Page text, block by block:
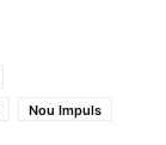
Nou Impuls